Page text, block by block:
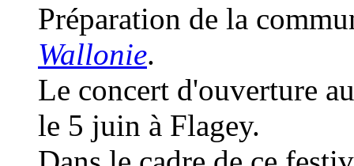
Préparation de la
Wallonie.
Le concert d'ouverture
le 5 juin à Flagey.